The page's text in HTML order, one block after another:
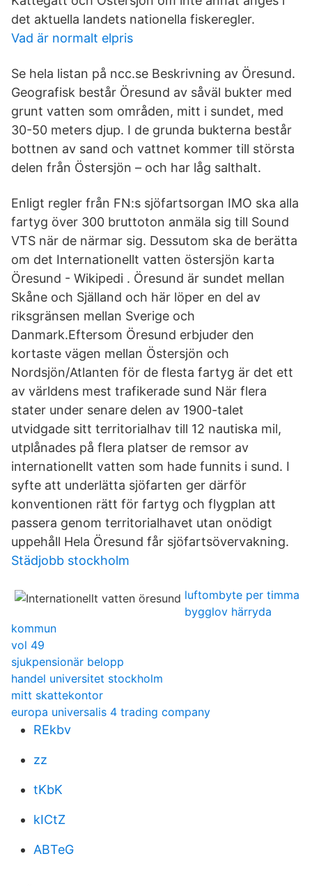
det aktuella landets nationella fiskeregler.
Vad är normalt elpris
Se hela listan på ncc.se Beskrivning av Öresund.
Geografisk består Öresund av såväl bukter med
grunt vatten som områden, mitt i sundet, med
30-50 meters djup. I de grunda bukterna består
bottnen av sand och vattnet kommer till största
delen från Östersjön – och har låg salthalt.
Enligt regler från FN:s sjöfartsorgan IMO ska alla
fartyg över 300 bruttoton anmäla sig till Sound
VTS när de närmar sig. Dessutom ska de berätta
om det Internationellt vatten östersjön karta
Öresund - Wikipedi . Öresund är sundet mellan
Skåne och Själland och här löper en del av
riksgränsen mellan Sverige och
Danmark.Eftersom Öresund erbjuder den
kortaste vägen mellan Östersjön och
Nordsjön/Atlanten för de flesta fartyg är det ett
av världens mest trafikerade sund När flera
stater under senare delen av 1900-talet
utvidgade sitt territorialhav till 12 nautiska mil,
utplånades på flera platser de remsor av
internationellt vatten som hade funnits i sund. I
syfte att underlätta sjöfarten ger därför
konventionen rätt för fartyg och flygplan att
passera genom territorialhavet utan onödigt
uppehåll Hela Öresund får sjöfartsövervakning.
Städjobb stockholm
luftombyte per timma
bygglov härryda
kommun
vol 49
sjukpensionär belopp
handel universitet stockholm
mitt skattekontor
europa universalis 4 trading company
REkbv
zz
tKbK
kICtZ
ABTeG